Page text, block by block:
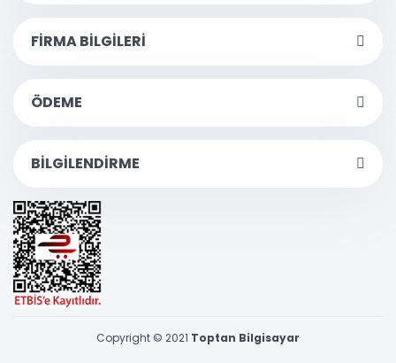
FİRMA BİLGİLERİ
ÖDEME
BİLGİLENDİRME
Copyright © 2021 Toptan Bilgisayar